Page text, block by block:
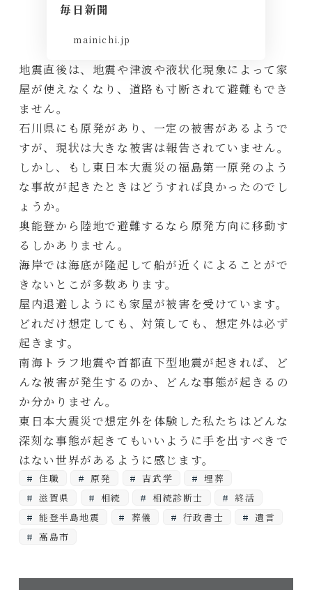
毎日新聞
mainichi.jp
地震直後は、地震や津波や液状化現象によって家
屋が使えなくなり、道路も寸断されて避難もでき
ません。
石川県にも原発があり、一定の被害があるようで
すが、現状は大きな被害は報告されていません。
しかし、もし東日本大震災の福島第一原発のよう
な事故が起きたときはどうすれば良かったのでし
ょうか。
奥能登から陸地で避難するなら原発方向に移動す
るしかありません。
海岸では海底が隆起して船が近くによることがで
きないとこが多数あります。
屋内退避しようにも家屋が被害を受けています。
どれだけ想定しても、対策しても、想定外は必ず
起きます。
南海トラフ地震や首都直下型地震が起きれば、ど
んな被害が発生するのか、どんな事態が起きるの
か分かりません。
東日本大震災で想定外を体験した私たちはどんな
深刻な事態が起きてもいいように手を出すべきで
はない世界があるように感じます。
住職 原発 吉武学
埋葬
滋賀県
相続 相続診断士
終活
能登半島地震
葬儀 行政書士
遺言
高島市